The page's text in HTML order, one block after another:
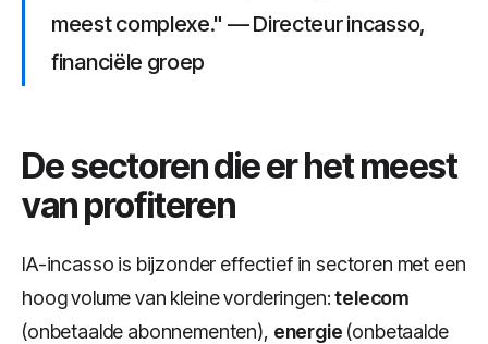
meest complexe." — Directeur incasso,
financiële groep
De sectoren die er het meest
van profiteren
IA-incasso is bijzonder effectief in sectoren met een
hoog volume van kleine vorderingen:telecom
(onbetaalde abonnementen), energie (onbetaalde